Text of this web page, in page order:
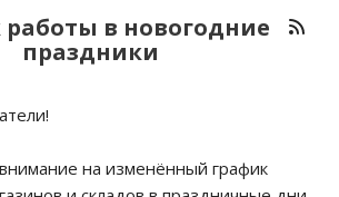
в новогодние
праздники
на изменённый график